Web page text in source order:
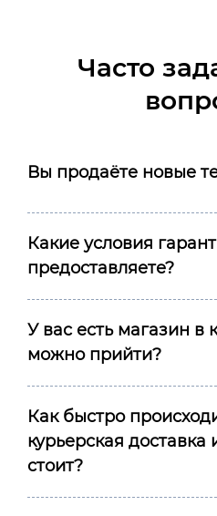
Часто
Вы продаёте новые
Какие условия
предоставляете?
У вас есть магазин в
можно прийти?
Как быстро
курьерская доставка
стоит?